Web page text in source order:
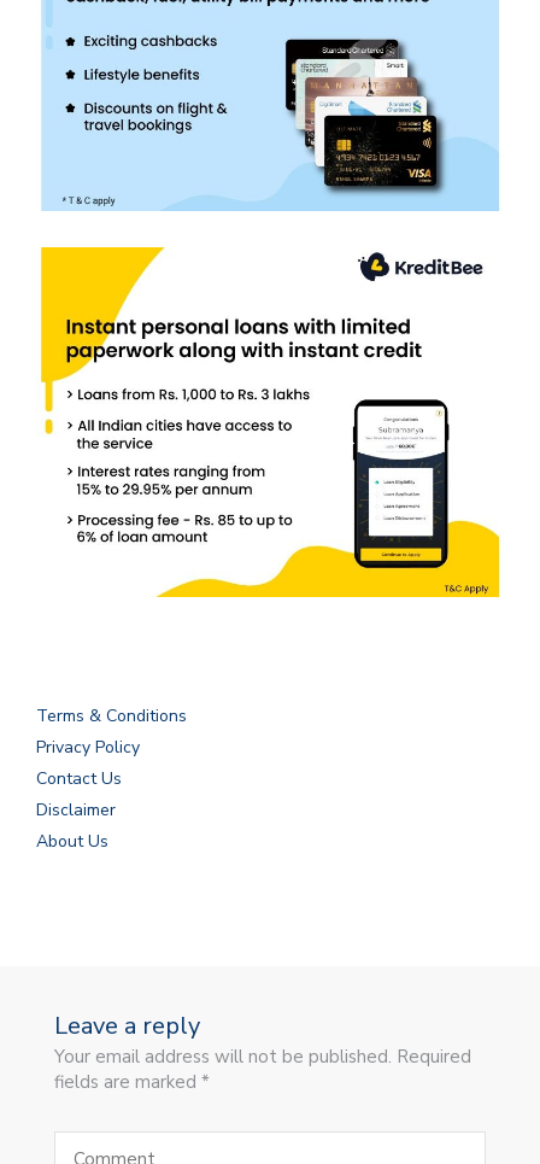
Terms & Conditions
Privacy Policy
Contact Us
Disclaimer
About Us
Leave a reply
Your email address will not be published. Required
fields are marked *